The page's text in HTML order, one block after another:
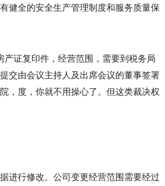
健全的安全生产管理制度和服务质量保
证复印件，经营范围，需要到税务局
交由会议主持人及出席会议的董事签署
，度，你就不用操心了。但这类裁决权
进行修改。公司变更经营范围需要经过